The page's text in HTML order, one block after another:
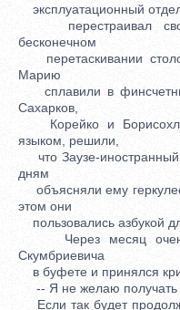
эксплуатационный
перестраивал
бесконечном
перетаскивании
Марию
сплавили в
Сахарков,
Корейко и
языком, решили,
что Заузе-
дням
объясняли ему
этом они
пользовались азбукой
Через месяц очень
Скумбриевича
в буфете и принялся
-- Я не желаю получать
Если так будет